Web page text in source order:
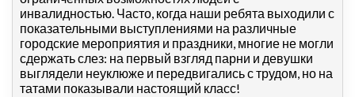
инвалидностью. Часто, когда наши ребята выходили с
показательными выступлениями на различные
городские мероприятия и праздники, многие не могли
сдержать слез: на первый взгляд парни и девушки
выглядели неуклюже и передвигались с трудом, но на
татами показывали настоящий класс!